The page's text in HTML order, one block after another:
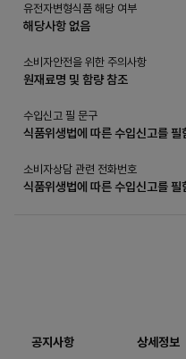
유전자변형식품 해당 여부
해당사항 없음
소비자안전을 위한 주의사항
원재료명 및 함량 참조
수입신고 필 문구
식품위생법에 따른 수입신고를 필
소비자상담 관련 전화번호
식품위생법에 따른 수입신고를 필
공지사항 상세정보